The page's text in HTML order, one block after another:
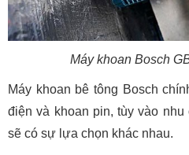
Máy khoan Bosch
Máy khoan bê tông Bosch
điện và khoan pin, tùy vào
sẽ có sự lựa chọn khác nhau.